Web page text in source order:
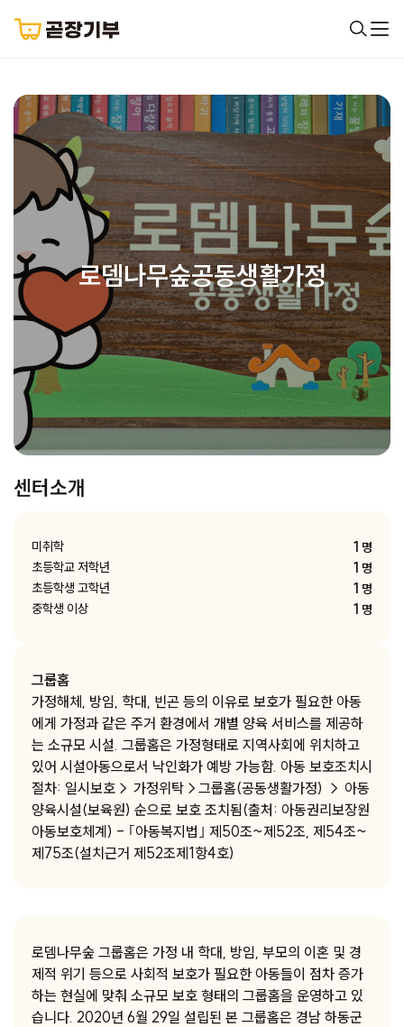
로뎀나무숲공동생활가정
센터소개
미취학 1 명
초등학교 저학년
1 명
초등학생 고학년
1 명
중학생 이상
1 명
그룹홈
가정해체, 방임, 학대, 빈곤 등의 이유로 보호가 필요한 아동
에게 가정과 같은 주거 환경에서 개별 양육 서비스를 제공하
는 소규모 시설. 그룹홈은 가정형태로 지역사회에 위치하고
있어 시설아동으로서 낙인화가 예방 가능함. 아동 보호조치시
절차: 일시보호→ 가정위탁→그룹홈(공동생활가정) → 아동
양육시설(보육원) 순으로 보호 조치됨(출처: 아동권리보장원
아동보호체계) - ｢아동복지법｣ 제50조~제52조, 제54조~
제75조(설치근거 제52조제1항4호)
로뎀나무숲 그룹홈은 가정 내 학대, 방임, 부모의 이혼 및 경
제적 위기 등으로 사회적 보호가 필요한 아동들이 점차 증가
하는 현실에 맞춰 소규모 보호 형태의 그룹홈을 운영하고 있
습니다. 2020년 6월 29일 설립된 본 그룹홈은 경남 하동군